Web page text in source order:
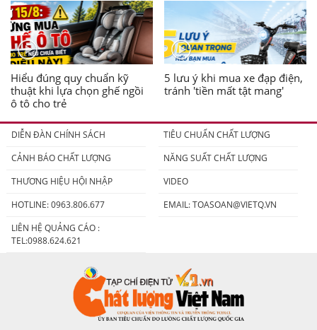
Hiểu đúng quy chuẩn kỹ
thuật khi lựa chọn ghế ngồi
ô tô cho trẻ
5 lưu ý khi mua xe đạp điện,
tránh 'tiền mất tật mang'
DIỄN ĐÀN CHÍNH SÁCH
TIÊU CHUẨN CHẤT LƯỢNG
CẢNH BÁO CHẤT LƯỢNG
NĂNG SUẤT CHẤT LƯỢNG
THƯƠNG HIỆU HỘI NHẬP
VIDEO
HOTLINE: 0963.806.677
EMAIL:TOASOAN@VIETQ.VN
LIÊN HỆ QUẢNG CÁO :
TEL:0988.624.621